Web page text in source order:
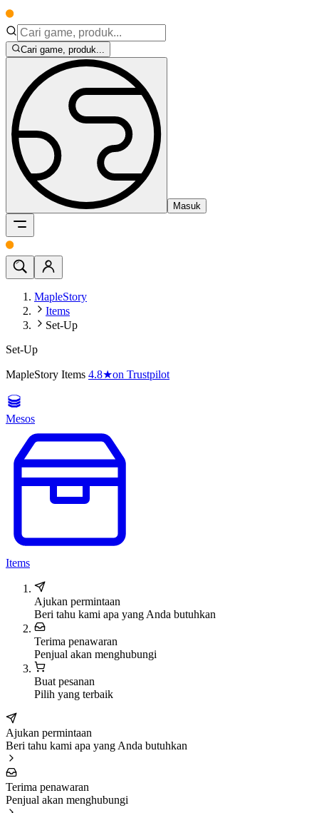
Cari game, produk...
Masuk
MapleStory
Items
Set-Up
Set-Up
MapleStory Items 4.8★on Trustpilot
Mesos
Items
Ajukan permintaan
Beri tahu kami apa yang Anda butuhkan
Terima penawaran
Penjual akan menghubungi
Buat pesanan
Pilih yang terbaik
Ajukan permintaan
Beri tahu kami apa yang Anda butuhkan
Terima penawaran
Penjual akan menghubungi